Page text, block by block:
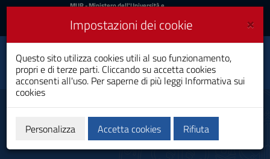
Vai
al
navigazione
MIUR
Accedi
MUR- Ministero dell'Università e
Accedi UniCA News
Toggle
navigation
Università degli
Studi di Cagliari
Mobilità Personale Tecnico
Amministrativo Bibliotecario
×
Impostazioni dei cookie
Questo sito utilizza cookies utili al suo funzionamento,
propri e di terze parti. Cliccando su accetta cookies
acconsenti all'uso. Per saperne di più leggi Informativa sui
cookies
Personalizza Accetta cookies Rifiuta